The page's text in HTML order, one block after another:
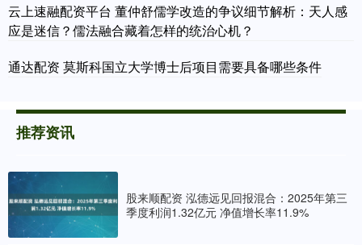
云上速融配资平台 董仲舒儒学改造的争议细节解析：天人感
应是迷信？儒法融合藏着怎样的统治心机？
通达配资 莫斯科国立大学博士后项目需要具备哪些条件
推荐资讯
股来顺配资 泓德远见回报混合：2025年第三
季度利润1.32亿元 净值增长率11.9%